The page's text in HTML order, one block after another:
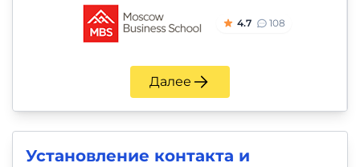
4.7 108
Далее
Установление контакта и